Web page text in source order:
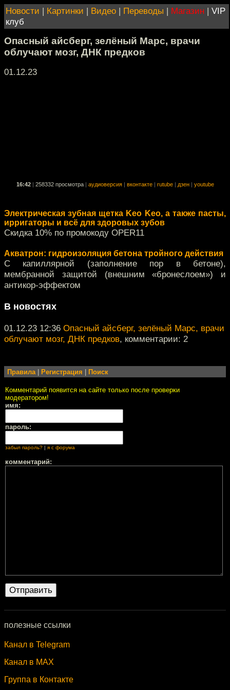
Новости | Картинки | Видео | Переводы | Магазин | VIP
клуб
Опасный айсберг, зелёный Марс, врачи
облучают мозг, ДНК предков
01.12.23
16:42 258332 просмотра аудиоверсия вконтакте rutube дзен youtube
Электрическая зубная щетка Keo Keo, а также пасты,
ирригаторы и всё для здоровых зубов
Скидка 10% по промокоду OPER11
Акватрон: гидроизоляция бетона тройного действия
С капиллярной (заполнение пор в бетоне),
мембранной защитой (внешним «бронеслоем») и
антикор-эффектом
В новостях
01.12.23 12:36 Опасный айсберг, зелёный Марс, врачи
облучают мозг, ДНК предков, комментарии: 2
Правила| Регистрация Поиск
Комментарий появится на сайте только после проверки
модератором!
имя:
пароль:
забыл пароль? я с форума
комментарий:
полезные ссылки
Канал в Telegram
Канал в MAX
Группа в Контакте